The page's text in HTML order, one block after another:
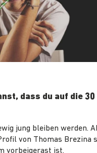
dass du auf die 30
jung bleiben werden.
von Thomas Brezina
vorbeigerast ist.